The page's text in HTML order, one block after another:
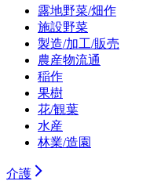
露地野菜/畑作
施設野菜
製造/加工/販売
農産物流通
稲作
果樹
花/観葉
水産
林業/造園
介護